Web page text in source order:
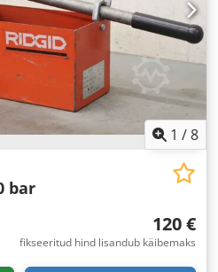
1 /8
bar
120 €
fikseeritud hind lisandub käibemaks